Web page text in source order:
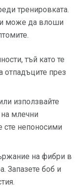
тренировката.
може да влоши
тъй като те
отпадъците през
използвайте
на млечни
сте непоносими
на фибри в
Запазете боб и